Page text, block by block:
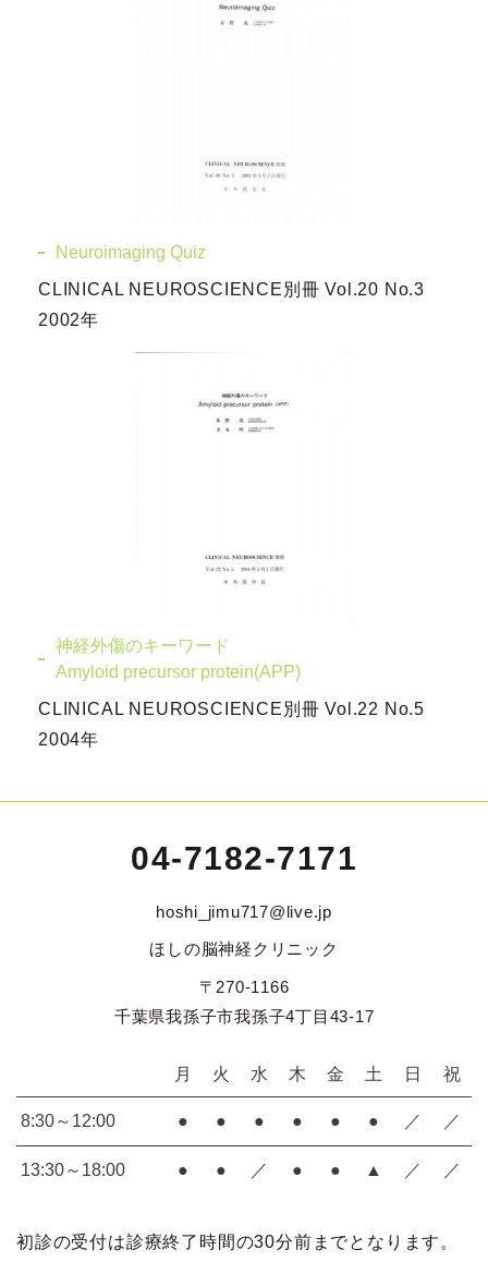
Neuroimaging Quiz
CLINICAL NEUROSCIENCE別冊 Vol.20 No.3
2002年
神経外傷のキーワード
Amyloid precursor protein(APP)
CLINICAL NEUROSCIENCE別冊 Vol.22 No.5
2004年
04-7182-7171
hoshi_jimu717@live.jp
ほしの脳神経クリニック
〒270-1166
千葉県我孫子市我孫子4丁目43-17
月 火 水 木 金 土 日 祝
8:30～12:00 ● ● ● ● ● ● ／ ／
13:30～18:00 ● ● ／ ● ● ▲ ／ ／
初診の受付は診療終了時間の30分前までとなります。